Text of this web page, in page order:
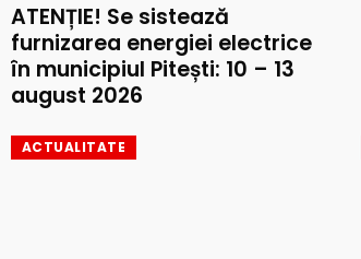
ATENȚIE! Se sistează
furnizarea energiei electrice
în municipiul Pitești: 10 – 13
august 2026
ACTUALITATE